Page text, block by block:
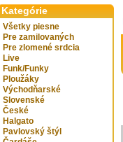
Kategórie
Všetky piesne
Pre zamilovaných
Pre zlomené srdcia
Live
Funk/Funky
Ploužáky
Východňarské
Slovenské
České
Halgato
Pavlovský štýl